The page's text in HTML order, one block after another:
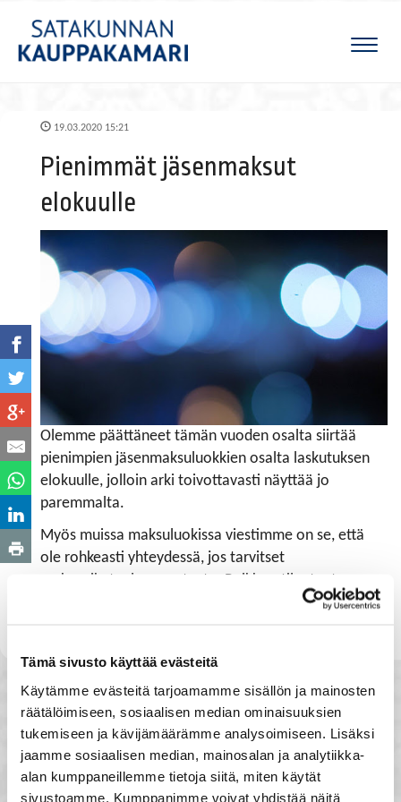
Tämä sivusto käyttää evästeitä
Käytämme evästeitä tarjoamamme sisällön ja mainosten
räätälöimiseen, sosiaalisen median ominaisuuksien
tukemiseen ja kävijämäärämme analysoimiseen. Lisäksi
jaamme sosiaalisen median, mainosalan ja analytiikka-
alan kumppaneillemme tietoja siitä, miten käytät
sivustoamme. Kumppanimme voivat yhdistää näitä
19.03.2020 15:21
Pienimmät jäsenmaksut
elokuulle
Olemme päättäneet tämän vuoden osalta siirtää
pienimpien jäsenmaksuluokkien osalta laskutuksen
elokuulle, jolloin arki toivottavasti näyttää jo
paremmalta.
Myös muissa maksuluokissa viestimme on se, että
ole rohkeasti yhteydessä, jos tarvitset
vaativat pieniä vastaantuloja, toisten auttamista ja